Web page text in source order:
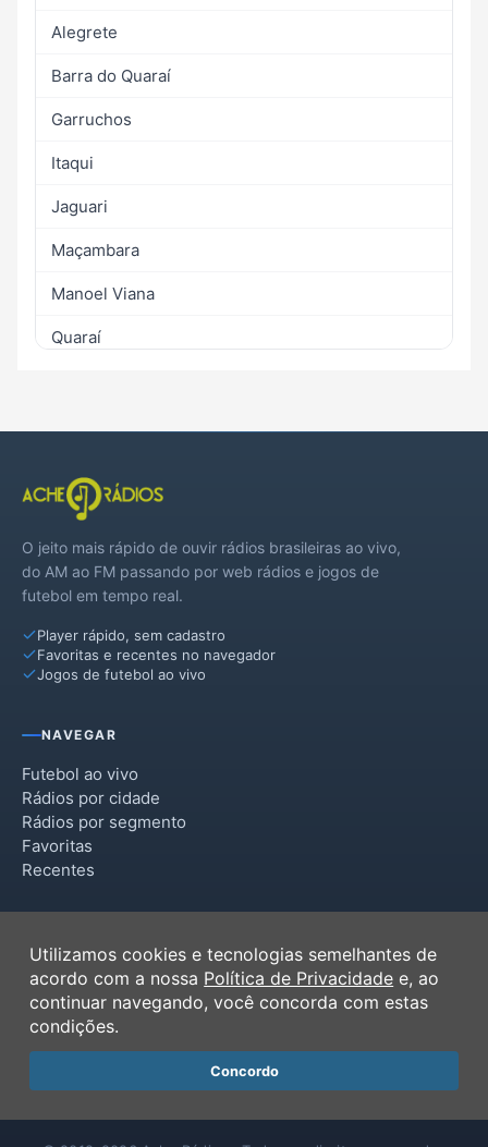
Alegrete
Barra do Quaraí
Garruchos
Itaqui
Jaguari
Maçambara
Manoel Viana
Quaraí
O jeito mais rápido de ouvir rádios brasileiras ao vivo,
do AM ao FM passando por web rádios e jogos de
futebol em tempo real.
Player rápido, sem cadastro
Favoritas e recentes no navegador
Jogos de futebol ao vivo
NAVEGAR
Futebol ao vivo
Rádios por cidade
Rádios por segmento
Favoritas
Recentes
Termos de Uso
Política de Privacidade
Ferramentas
Contato
Utilizamos cookies e tecnologias semelhantes de
acordo com a nossa Política de Privacidade e, ao
continuar navegando, você concorda com estas
condições.
Concordo